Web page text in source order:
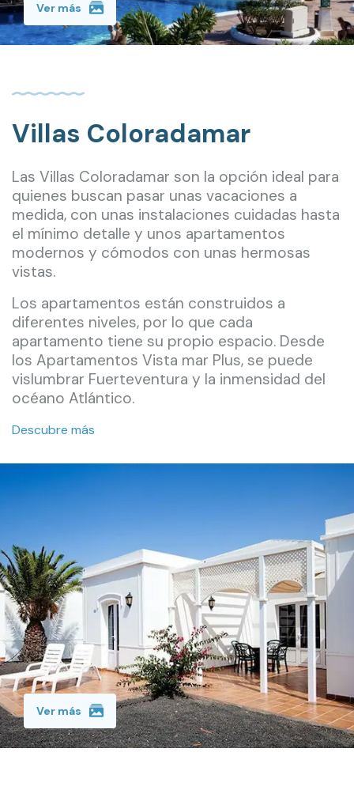
Ver más
Villas Coloradamar
Las Villas Coloradamar son la opción ideal para
quienes buscan pasar unas vacaciones a
medida, con unas instalaciones cuidadas hasta
el mínimo detalle y unos apartamentos
modernos y cómodos con unas hermosas
vistas.
Los apartamentos están construidos a
diferentes niveles, por lo que cada
apartamento tiene su propio espacio. Desde
los Apartamentos Vista mar Plus, se puede
vislumbrar Fuerteventura y la inmensidad del
océano Atlántico.
Descubre más
Ver más